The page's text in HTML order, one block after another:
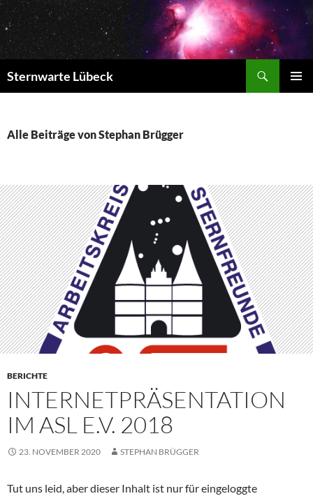
Zum
Inhalt
springen
Sternwarte Lübeck
Alle Beiträge von Stephan Brügger
BERICHTE
INTERNETPRÄSENTATION
IM ASL E.V. 2018
23. NOVEMBER 2020 STEPHAN BRÜGGER
Tut uns leid, aber dieser Inhalt ist nur für eingeloggte